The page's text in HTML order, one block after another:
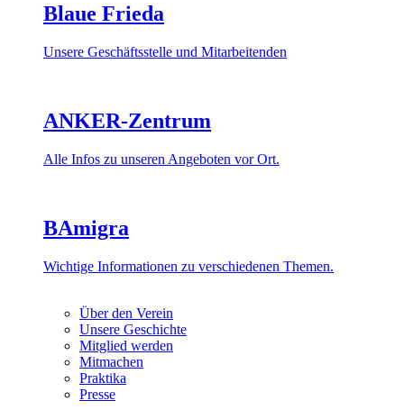
Blaue Frieda
Unsere Geschäftsstelle und Mitarbeitenden
ANKER-Zentrum
Alle Infos zu unseren Angeboten vor Ort.
BAmigra
Wichtige Informationen zu verschiedenen Themen.
Über den Verein
Unsere Geschichte
Mitglied werden
Mitmachen
Praktika
Presse